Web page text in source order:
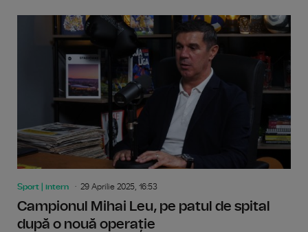
Sport | intern 29 Aprilie 2025, 16:53
Campionul Mihai Leu, pe patul de spital
după o nouă operație